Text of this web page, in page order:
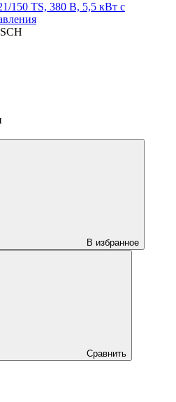
150 TS, 380 В, 5,5 кВт с
В избранное
Сравнить